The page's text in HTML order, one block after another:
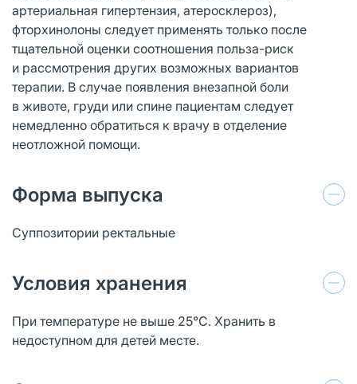
артериальная гипертензия, атеросклероз),
фторхинолоны следует применять только после
тщательной оценки соотношения польза-риск
и рассмотрения других возможных вариантов
терапии. В случае появления внезапной боли
в животе, груди или спине пациентам следует
немедленно обратиться к врачу в отделение
неотложной помощи.
Форма выпуска
Суппозитории ректальные
Условия хранения
При температуре не выше 25°С. Хранить в
недоступном для детей месте.